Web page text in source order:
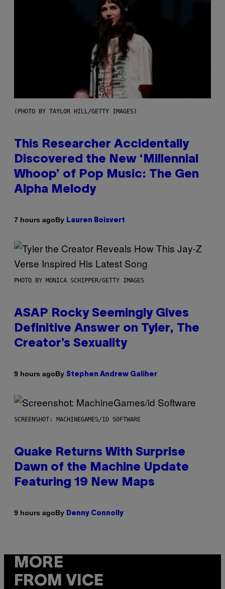
(PHOTO BY TAYLOR HILL/GETTY IMAGES)
This Researcher Accidentally
Discovered the New ‘Millennial
Whoop’ of Pop Music: The Gen
Alpha Melody
7 hours agoBy Lauren Boisvert
PHOTO BY MONICA SCHIPPER/GETTY IMAGES
ASAP Rocky Seemingly Gives
Definitive Answer on Tyler, The
Creator’s Sexuality
9 hours agoBy Stephen Andrew Galiher
SCREENSHOT: MACHINEGAMES/ID SOFTWARE
Quake Returns With Surprise
Dawn of the Machine Update
Featuring 19 New Maps
9 hours agoBy Denny Connolly
MORE
FROM VICE